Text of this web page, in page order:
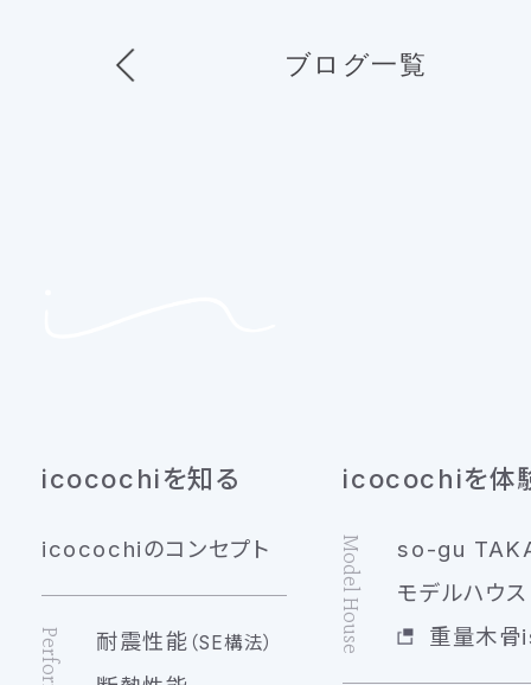
ブログ一覧
icocochiを知る
icocochiのコンセプト
耐震性能 （SE構法）
icocochiを体
Model House
so-gu
モデルハウ
重量木